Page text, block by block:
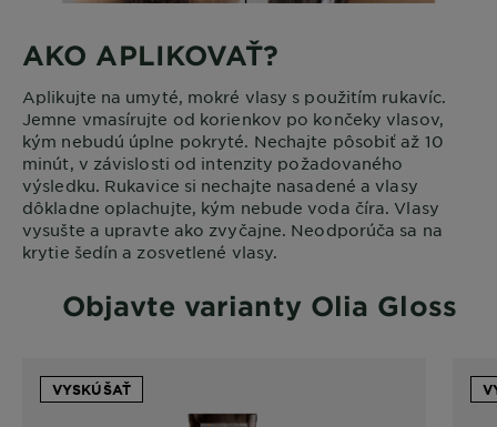
AKO APLIKOVAŤ?
Aplikujte na umyté, mokré vlasy s použitím rukavíc.
Jemne vmasírujte od korienkov po končeky vlasov,
kým nebudú úplne pokryté. Nechajte pôsobiť až 10
minút, v závislosti od intenzity požadovaného
výsledku. Rukavice si nechajte nasadené a vlasy
dôkladne oplachujte, kým nebude voda číra. Vlasy
vysušte a upravte ako zvyčajne. Neodporúča sa na
krytie šedín a zosvetlené vlasy.
Objavte varianty Olia Gloss
VYSKÚŠAŤ